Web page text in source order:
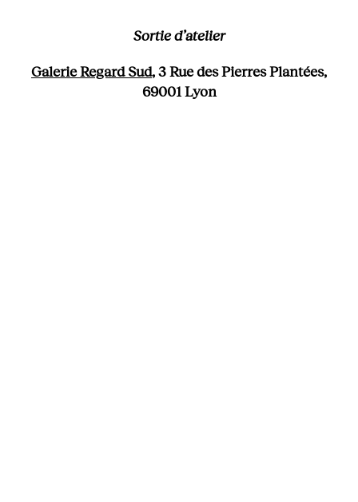
Sortie d’atelier
Galerie Regard Sud, 3 Rue des Pierres Plantées,
69001 Lyon